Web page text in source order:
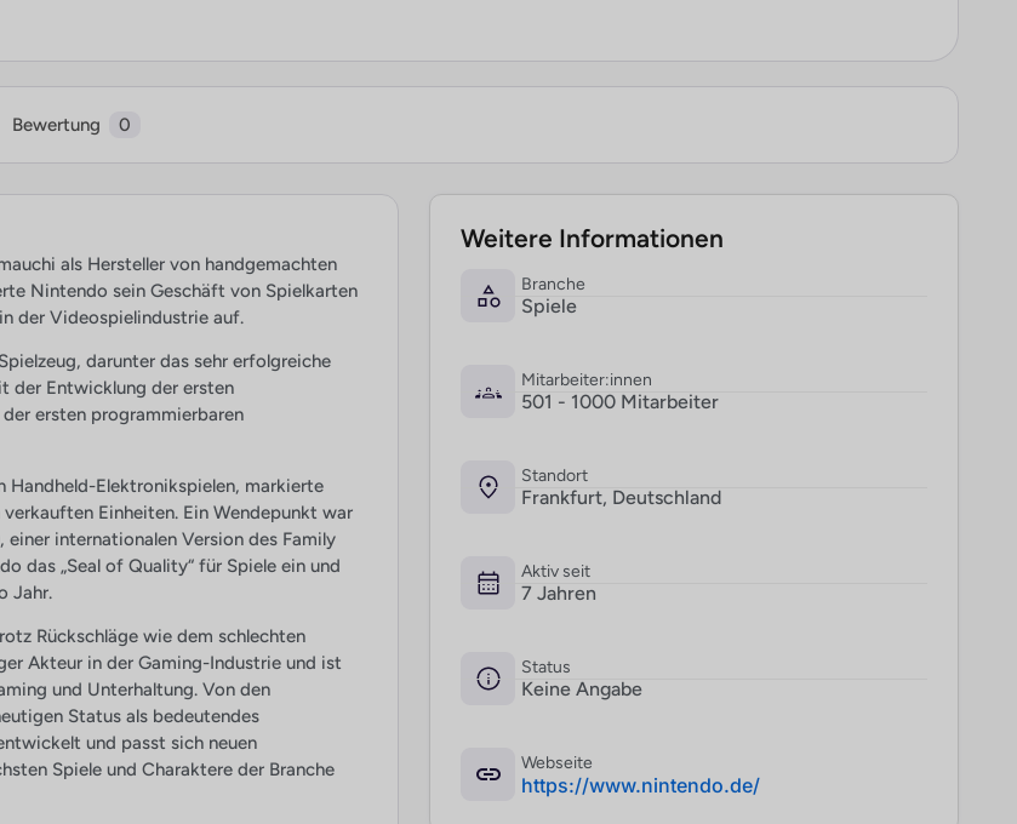
Bewertung 0
als Hersteller von handgemachten
Nintendo sein Geschäft von Spielkarten
der Videospielindustrie auf.
darunter das sehr erfolgreiche
der Entwicklung der ersten
ersten programmierbaren
Handheld-Elektronikspielen, markierte
Einheiten. Ein Wendepunkt war
internationalen Version des Family
das „Seal of Quality“ für Spiele ein und
Jahr.
Rückschläge wie dem schlechten
Akteur in der Gaming-Industrie und ist
und Unterhaltung. Von den
Status als bedeutendes
und passt sich neuen
Spiele und Charaktere der Branche
Weitere Informationen
Branche
Spiele
Mitarbeiter:innen
501 - 1000 Mitarbeiter
Standort
Frankfurt, Deutschland
Aktiv seit
7 Jahren
Status
Keine Angabe
Webseite
­https://www.nintendo.de/